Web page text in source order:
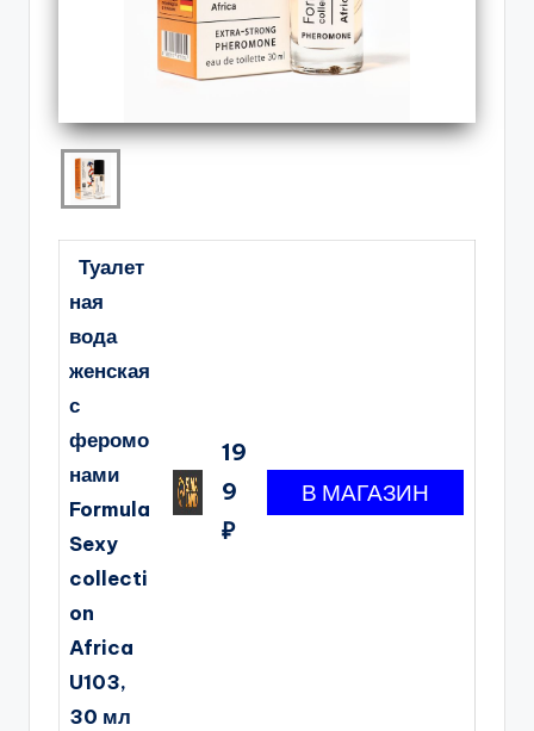
Туалет
ная
вода
женская
с
феромо
нами
Formula
Sexy
collecti
on
Africa
U103,
30 мл
19
9
₽